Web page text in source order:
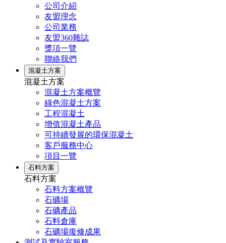
公司介紹
友盟理念
公司業務
友盟360雜誌
獎項一覽
聯絡我們
混凝土方案
混凝土方案
混凝土方案概覽
綠色混凝土方案
工程混凝土
增值混凝土產品
可持續發展的環保混凝土
客戶服務中心
項目一覽
石料方案
石料方案
石料方案概覽
石礦場
石礦產品
石料倉庫
石礦場復修成果